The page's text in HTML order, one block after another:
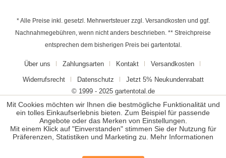
* Alle Preise inkl. gesetzl. Mehrwertsteuer zzgl. Versandkosten und ggf.
Nachnahmegebühren, wenn nicht anders beschrieben. ** Streichpreise
entsprechen dem bisherigen Preis bei gartentotal.
Über uns Zahlungsarten Kontakt Versandkosten
Widerrufsrecht Datenschutz
Jetzt 5% Neukundenrabatt
© 1999 - 2025 gartentotal.de
Mit Cookies möchten wir Ihnen die bestmögliche Funktionalität und
ein tolles Einkaufserlebnis bieten. Zum Beispiel für passende
Angebote oder das Merken von Einstellungen.
Mit einem Klick auf "Einverstanden" stimmen Sie der Nutzung für
Präferenzen, Statistiken und Marketing zu. Mehr Informationen